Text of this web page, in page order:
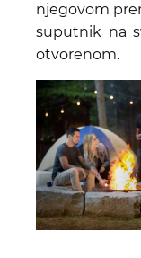
njegovom
suputnik na
otvorenom.